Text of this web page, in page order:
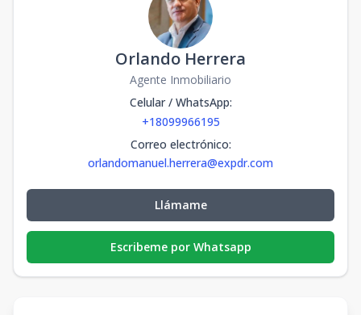
Orlando Herrera
Agente Inmobiliario
Celular / WhatsApp:
+18099966195
Correo electrónico:
orlandomanuel.herrera@expdr.com
Llámame
Escribeme por Whatsapp